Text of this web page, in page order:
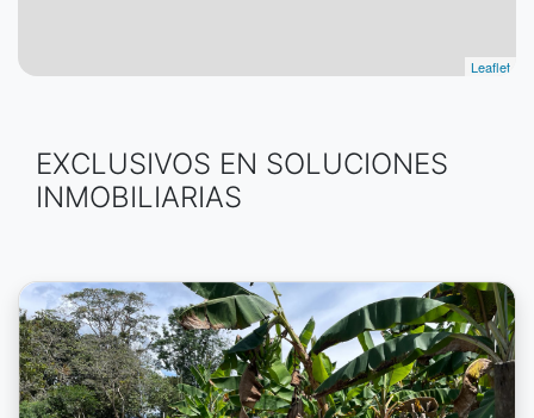
Leaflet
EXCLUSIVOS EN SOLUCIONES
INMOBILIARIAS